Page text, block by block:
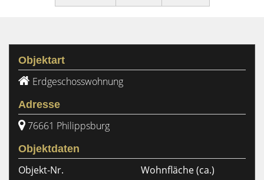
Objektart
Erdgeschosswohnung
Adresse
76661 Philippsburg
Objektdaten
Objekt-Nr.
Wohnfläche(ca.)